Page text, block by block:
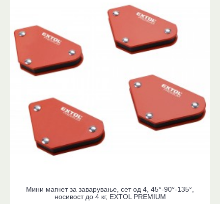
Мини магнет за заварување, сет од 4, 45°-90°-135°,
носивост до 4 кг, EXTOL PREMIUM